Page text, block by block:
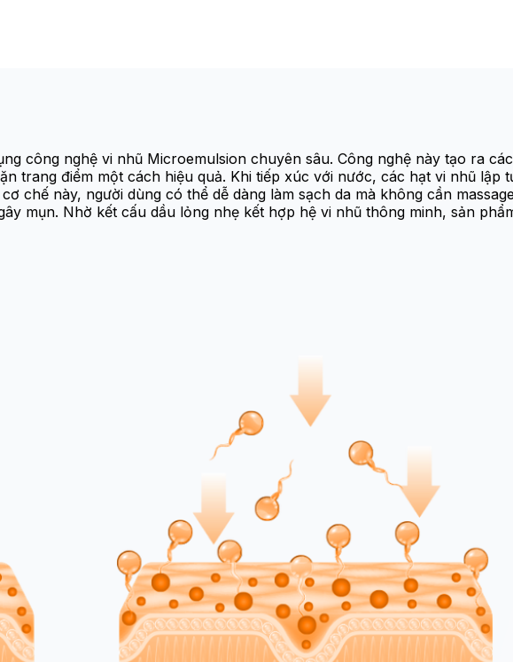
công nghệ vi nhũ Microemulsion chuyên sâu. Công nghệ này tạo ra
trang điểm một cách hiệu quả. Khi tiếp xúc với nước, các hạt vi nhũ lập
chế này, người dùng có thể dễ dàng làm sạch da mà không cần
mụn. Nhờ kết cấu dầu lỏng nhẹ kết hợp hệ vi nhũ thông minh, sản